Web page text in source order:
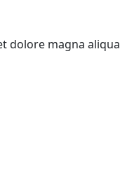
dolore magna aliqua